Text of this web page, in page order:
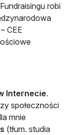
robi
CEE
Internecie.
społeczności
mnie
(tłum. studia